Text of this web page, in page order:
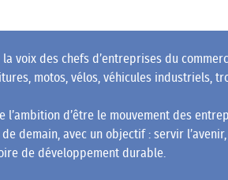
voix des chefs d’entreprises du
motos, vélos, véhicules industriels,
l’ambition d’être le mouvement des
demain, avec un objectif : servir
de développement durable.